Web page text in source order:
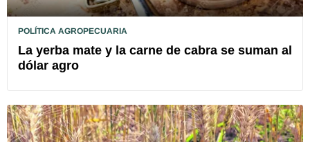
POLÍTICA AGROPECUARIA
La yerba mate y la carne de cabra se suman al
dólar agro